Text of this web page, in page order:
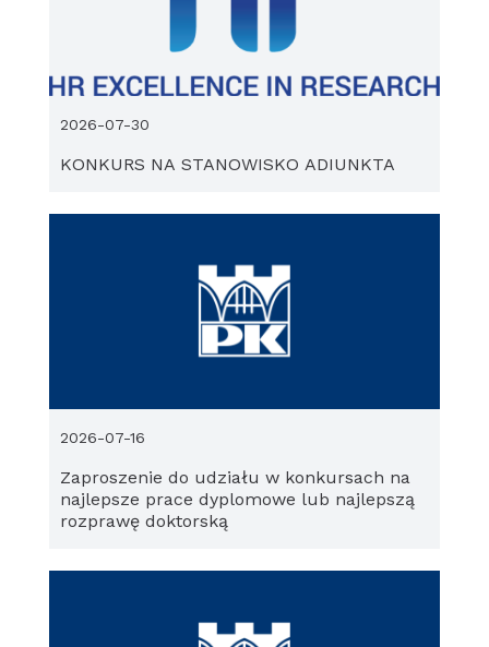
KONKURS NA STANOWISKO ADIUNKTA
2026-07-30
Zaproszenie do udziału w konkursach na
najlepsze prace dyplomowe lub najlepszą
rozprawę doktorską
2026-07-16